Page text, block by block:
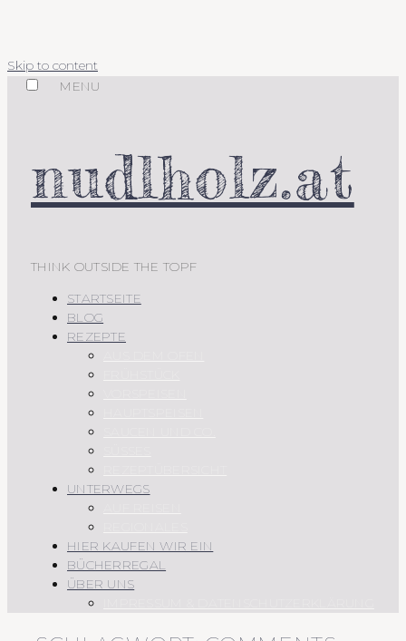
Skip to content
MENU
nudlholz.at
THINK OUTSIDE THE TOPF
STARTSEITE
BLOG
REZEPTE
UNTERWEGS
HIER KAUFEN WIR EIN
BÜCHERREGAL
ÜBER UNS